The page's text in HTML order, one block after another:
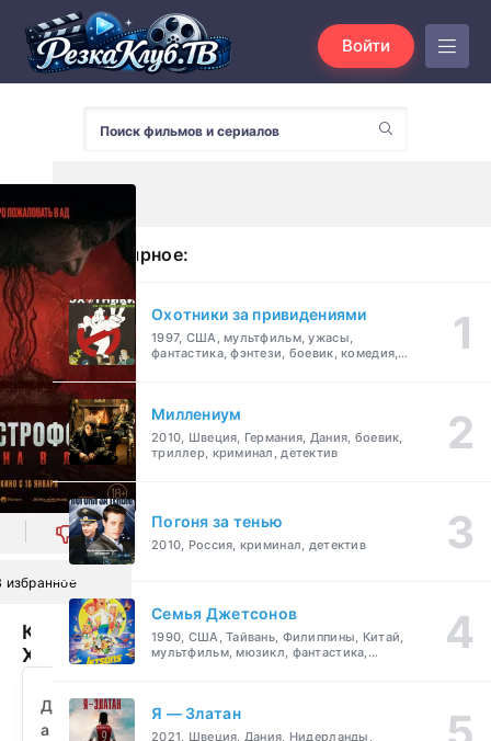
Войти
0
избранное
Клаустрофобы:
Хижина
лесу
(2023)
Д
а
Популярное:
Охотники за привидениями
1997, США, мультфильм, ужасы,
фантастика, фэнтези, боевик, комедия,
Миллениум
2010, Швеция, Германия, Дания, боевик,
триллер, криминал, детектив
Погоня за тенью
2010, Россия, криминал, детектив
Семья Джетсонов
1990, США, Тайвань, Филиппины, Китай,
мультфильм, мюзикл, фантастика,
Я — Златан
2021, Швеция, Дания, Нидерланды,